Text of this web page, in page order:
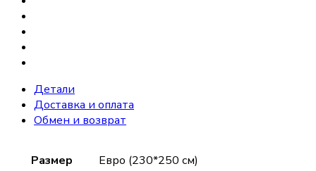
Детали
Доставка и оплата
Обмен и возврат
Размер Евро (230*250 см)